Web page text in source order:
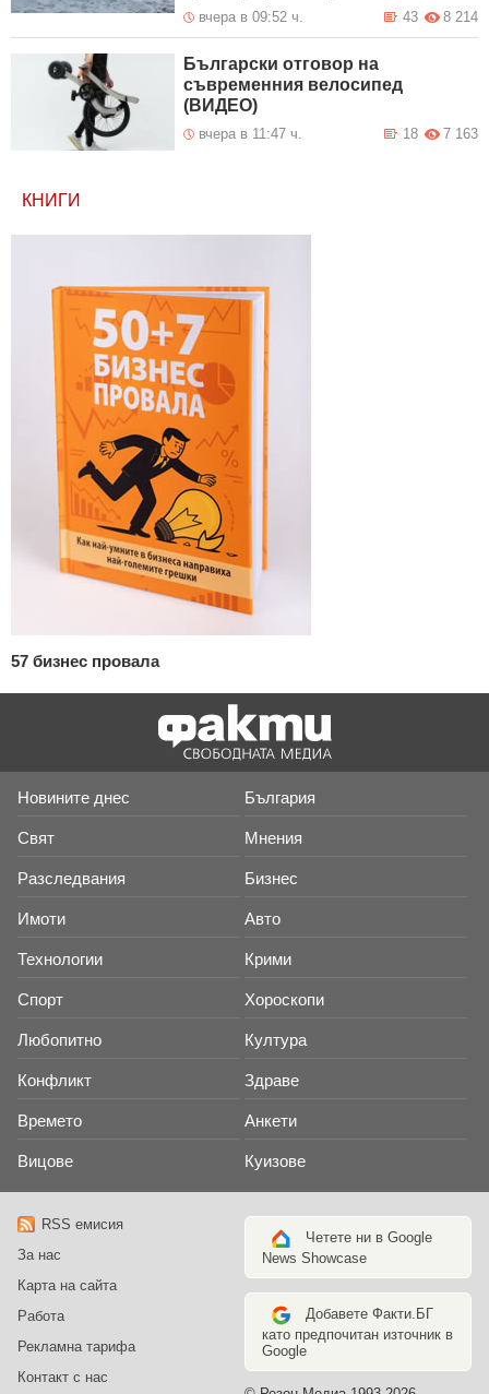
вчера в 09:52 ч. 8 214
43
Български отговор на
съвременния велосипед
(ВИДЕО)
вчера в 11:47 ч. 7 163
18
КНИГИ
57 бизнес провала
Новините днес България
Свят Мнения
Разследвания Бизнес
Имоти Авто
Технологии Крими
Спорт Хороскопи
Любопитно Култура
Конфликт Здраве
Времето Анкети
Вицове Куизове
RSS емисия
За нас
Карта на сайта
Работа
Рекламна тарифа
Контакт с нас
Четете ни в Google
News Showcase
Добавете Факти.БГ
като предпочитан източник в
Google